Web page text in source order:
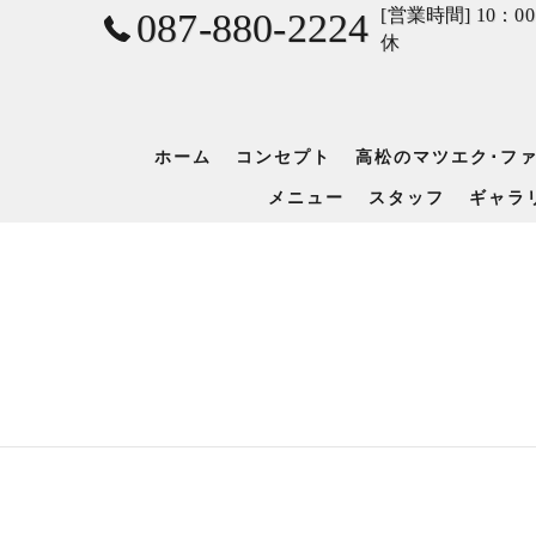
087-880-2224
[営業時間] 10：
休
ホーム コンセプト 高松のマツエク･フ
メニュー スタッフ ギャラ